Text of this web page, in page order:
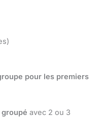
pour les premiers
groupé avec 2 ou 3